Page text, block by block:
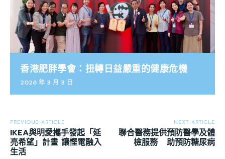
香港肥胖學會：扭轉日益嚴重的健康危機
2026 年 3 月 3 日
PREVIOUS ARTICLE
IKEA與明愛攜手發起「延
亮希望」計畫 讓慳電融入
生活
NEXT ARTICLE
聯合醫務提供預防醫學及體
檢服務 助預防糖尿病